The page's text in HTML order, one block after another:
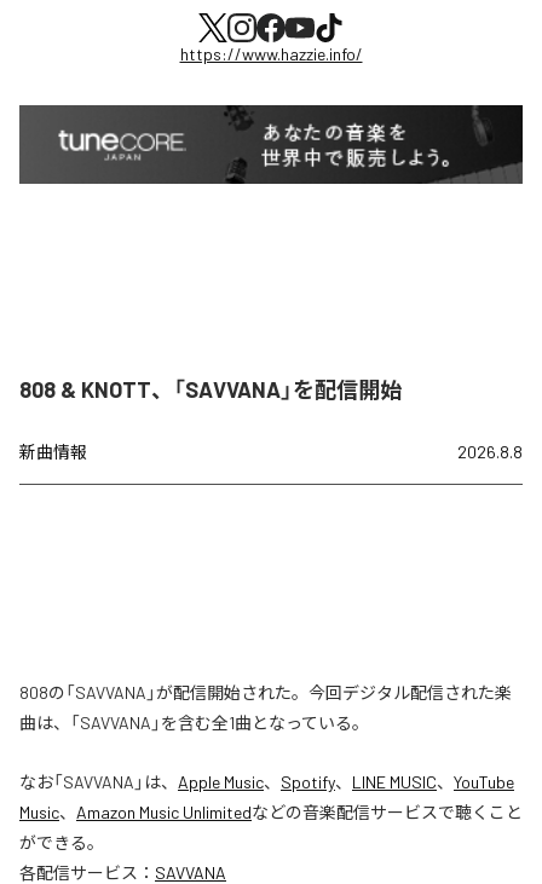
https://www.hazzie.info/
808 & KNOTT、「SAVVANA」を配信開始
新曲情報 2026.8.8
808の「SAVVANA」が配信開始された。今回デジタル配信された楽
曲は、「SAVVANA」を含む全1曲となっている。
なお「SAVVANA 」は、 Apple Music、 Spotify、 LINE MUSIC、 YouTube
Music、 Amazon Music Unlimitedなどの音楽配信サービスで聴くこと
ができる。
各配信サービス： SAVVANA